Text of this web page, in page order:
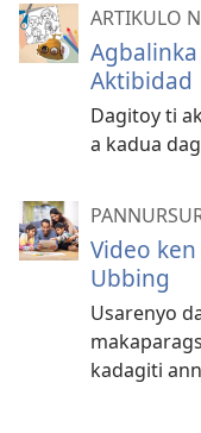
ARTIKULO
Aktibidad
Dagitoy ti
a kadua
Video
Ubbing
Usarenyo
kadagiti